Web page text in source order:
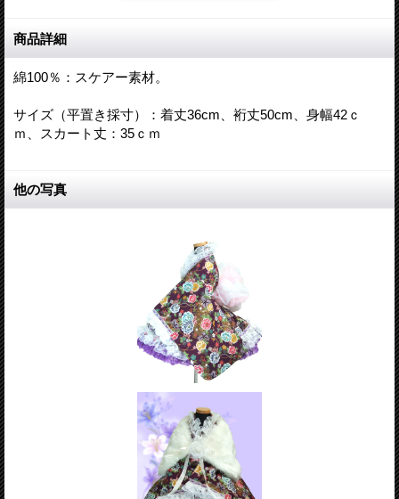
商品詳細
綿100％：スケアー素材。
サイズ（平置き採寸）：着丈36cm、裄丈50cm、身幅42ｃ
ｍ、スカート丈：35ｃｍ
他の写真